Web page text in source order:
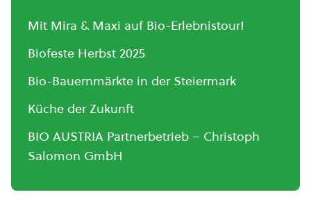
Mit Mira & Maxi auf Bio-Erlebnistour!
Biofeste Herbst 2025
Bio-Bauernmärkte in der Steiermark
Küche der Zukunft
BIO AUSTRIA Partnerbetrieb – Christoph
Salomon GmbH